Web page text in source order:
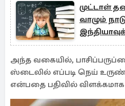
முட்டாள்
வாழும்
அந்த வகையில்,
ஸ்டைலில் எப்படி நெய்
என்பதை பதிவில் விளக்கமாக